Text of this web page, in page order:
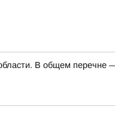
В общем